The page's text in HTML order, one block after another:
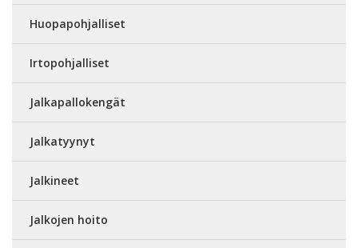
Huopapohjalliset
Irtopohjalliset
Jalkapallokengät
Jalkatyynyt
Jalkineet
Jalkojen hoito